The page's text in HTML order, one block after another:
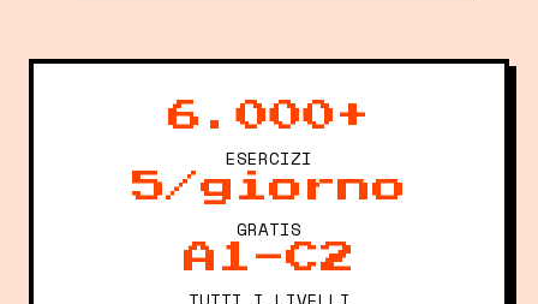
6.000+
ESERCIZI
5/giorno
GRATIS
A1-C2